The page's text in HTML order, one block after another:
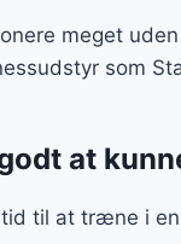
meget
som
at
til at træne i